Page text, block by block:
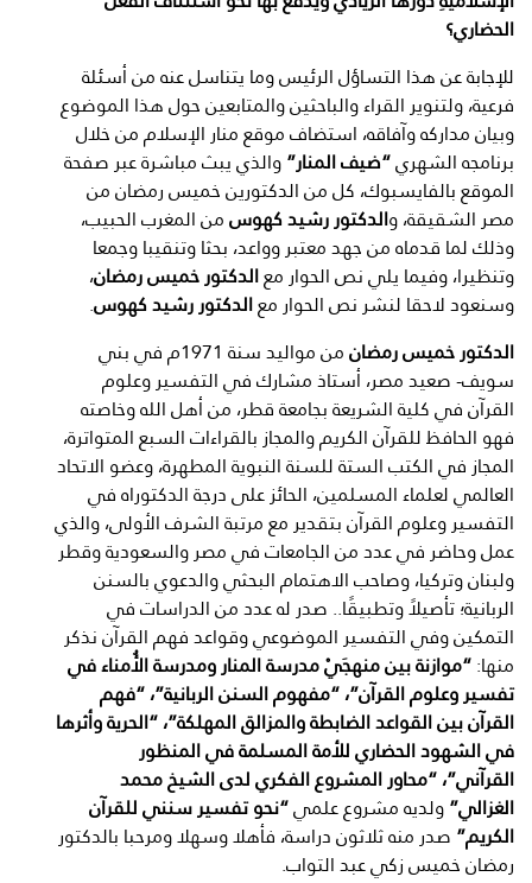
الحضاري؟
للإجابة عن هذا التساؤل الرئيس وما يتناسل عنه من أسئلة
فرعية، ولتنوير القراء والباحثين والمتابعين حول هذا الموضوع
وبيان مداركه وآفاقه، استضاف موقع منار الإسلام من خلال
برنامجه الشهري“ضيف المنار”والذي يبث مباشرة عبر صفحة
الموقع بالفايسبوك، كل من الدكتورين خميس رمضان من
مصر الشقيقة، والدكتور رشيد كهوسمن المغرب الحبيب،
وذلك لما قدماه من جهد معتبر وواعد، بحثا وتنقيبا وجمعا
وتنظيرا، وفيما يلي نص الحوار معالدكتور خميس رمضان،
وسنعود لاحقا لنشر نص الحوار معالدكتور رشيد كهوس.
الدكتور خميس رمضان
من مواليد سنة 1971م في بني
سويف- صعيد مصر، أستاذ مشارك في التفسير وعلوم
القرآن في كلية الشريعة بجامعة قطر، من أهل الله وخاصته
فهو الحافظ للقرآن الكريم والمجاز بالقراءات السبع المتواترة،
المجاز في الكتب الستة للسنة النبوية المطهرة، وعضو الاتحاد
العالمي لعلماء المسلمين، الحائز على درجة الدكتوراه في
التفسير وعلوم القرآن بتقدير مع مرتبة الشرف الأولى، والذي
عمل وحاضر في عدد من الجامعات في مصر والسعودية وقطر
ولبنان وتركيا، وصاحب الاهتمام البحثي والدعوي بالسنن
الربانية؛ تأصيلاً وتطبيقًا.. صدر له عدد من الدراسات في
التمكين وفي التفسير الموضوعي وقواعد فهم القرآن نذكر
منها:“موازنة بين منهجَيْ مدرسة المنار ومدرسة الأُمناء في
تفسير وعلوم القرآن”،“مفهوم السنن الربانية”، “فهم
القرآن بين القواعد الضابطة والمزالق المهلكة”،“الحرية وأثرها
في الشهود الحضاري للأمة المسلمة في المنظور
القرآني”،“محاور المشروع الفكري لدى الشيخ محمد
الغزالي”ولديه مشروع علمي“نحو تفسير سنني للقرآن
الكريم” صدر منه ثلاثون دراسة، فأهلا وسهلا ومرحبا بالدكتور
رمضان خميس زكي عبد التواب.